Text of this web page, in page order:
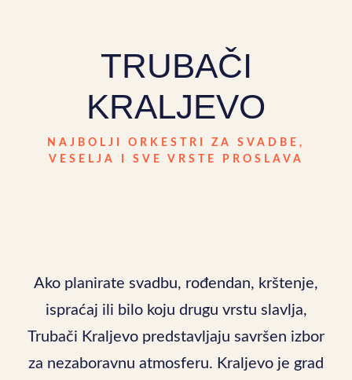
TRUBAČI
KRALJEVO
NAJBOLJI ORKESTRI ZA SVADBE,
VESELJA I SVE VRSTE PROSLAVA
Ako planirate svadbu, rođendan, krštenje,
ispraćaj ili bilo koju drugu vrstu slavlja,
Trubači Kraljevo predstavljaju savršen izbor
za nezaboravnu atmosferu. Kraljevo je grad